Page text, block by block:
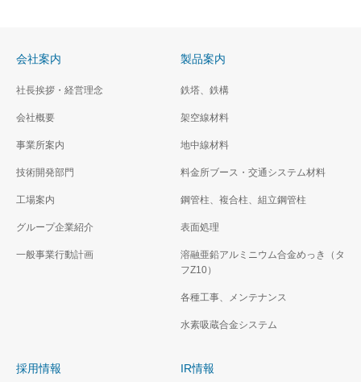
会社案内
社長挨拶・経営理念
会社概要
事業所案内
技術開発部門
工場案内
グループ企業紹介
一般事業行動計画
製品案内
鉄塔、鉄構
架空線材料
地中線材料
料金所ブース・交通システム材料
鋼管柱、複合柱、組立鋼管柱
表面処理
溶融亜鉛アルミニウム合金めっき（タ
フZ10）
各種工事、メンテナンス
水素吸蔵合金システム
採用情報 IR情報